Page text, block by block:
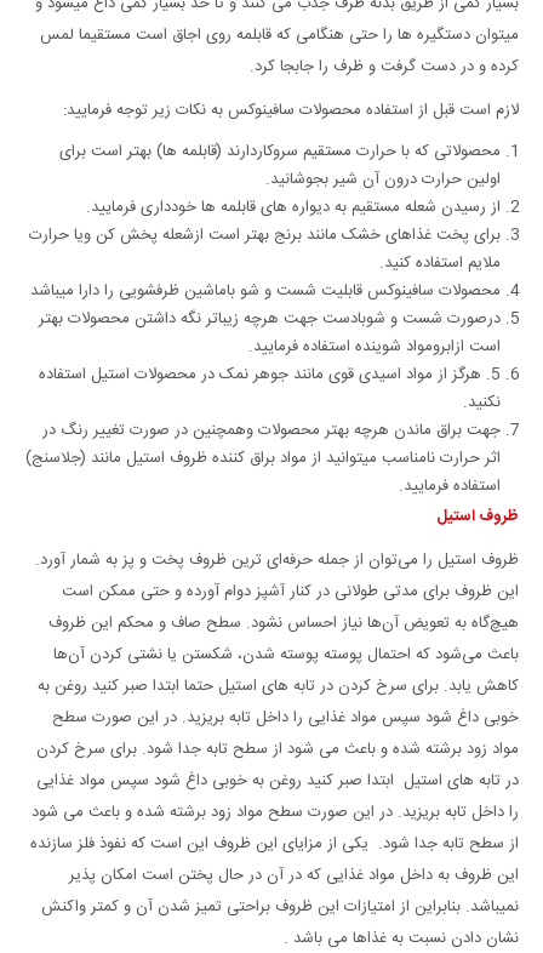
میتوان دستگیره ها را حتی هنگامی که قابلمه روی اجاق است مستقیما لمس
کرده و در دست گرفت و ظرف را جابجا کرد.
لازم است قبل از استفاده محصولات سافینوکس به نکات زیر توجه فرمایید:
محصولاتی که با حرارت مستقیم سروکاردارند (قابلمه ها) بهتر است برای
اولین حرارت درون آن شیر بجوشانید.
از رسیدن شعله مستقیم به دیواره های قابلمه ها خودداری فرمایید.
برای پخت غذاهای خشک مانند برنج بهتر است ازشعله پخش کن ویا حرارت
ملایم استفاده کنید.
محصولات سافینوکس قابلیت شست و شو باماشین ظرفشویی را دارا میباشد
درصورت شست و شوبادست جهت هرچه زیباتر نگه داشتن محصولات بهتر
است ازابرومواد شوینده استفاده فرمایید.
5. هرگز از مواد اسیدی قوی مانند جوهر نمک در محصولات استیل استفاده
نکنید.
جهت براق ماندن هرچه بهتر محصولات وهمچنین در صورت تغییر رنگ در
اثر حرارت نامناسب میتوانید از مواد براق کننده ظروف استیل مانند (جلاسنج)
استفاده فرمایید.
ظروف استیل
ظروف استیل را می‌توان از جمله حرفه‌ای ترین ظروف پخت و پز به شمار آورد.
این ظروف برای مدتی طولانی در کنار آشپز دوام آورده و حتی ممکن است
هیچ‌گاه به تعویض آن‌ها نیاز احساس نشود. سطح صاف و محکم این ظروف
باعث می‌شود که احتمال پوسته پوسته شدن، شکستن یا نشتی کردن آن‌ها
کاهش یابد. برای سرخ کردن در تابه های استیل حتما ابتدا صبر کنید روغن به
خوبی داغ شود سپس مواد غذایی را داخل تابه بریزید. در این صورت سطح
مواد زود برشته شده و باعث می شود از سطح تابه جدا شود. برای سرخ کردن
در تابه های استیل ابتدا صبر کنید روغن به خوبی داغ شود سپس مواد غذایی
را داخل تابه بریزید. در این صورت سطح مواد زود برشته شده و باعث می شود
از سطح تابه جدا شود. یکی از مزایای این ظروف این است که نفوذ فلز سازنده
این ظروف به داخل مواد غذایی که در آن در حال پختن است امکان پذیر
نمیباشد. بنابراین از امتیازات این ظروف براحتی تمیز شدن آن و کمتر واکنش
نشان دادن نسبت به غذاها می باشد .